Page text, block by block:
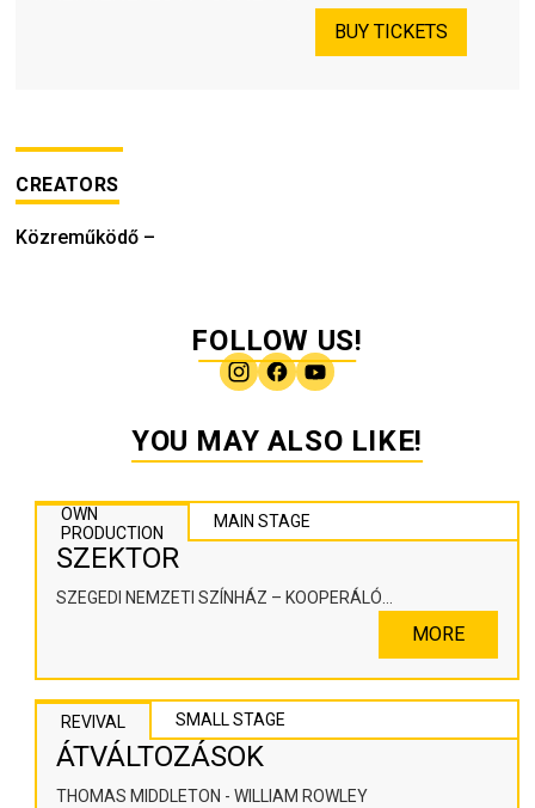
BUY TICKETS
CREATORS
Közreműködő –
FOLLOW US!
YOU MAY ALSO LIKE!
OWN
PRODUCTION
MAIN STAGE
SZEKTOR
SZEGEDI NEMZETI SZÍNHÁZ – KOOPERÁLÓ
MORE
REVIVAL SMALL STAGE
ÁTVÁLTOZÁSOK
THOMAS MIDDLETON - WILLIAM ROWLEY